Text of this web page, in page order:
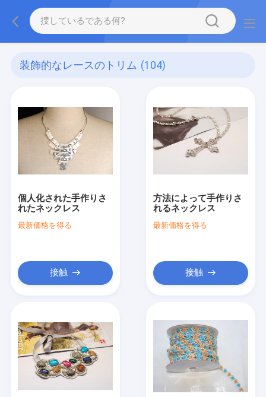
装飾的なレースのトリム (104)
個人化された手作りさ
れたネックレス
最新価格を得る
接触
方法によって手作りさ
れるネックレス
最新価格を得る
接触